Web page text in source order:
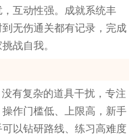
互动性强。成就系统丰
无伤通关都有记录，完成
战自我。
有复杂的道具干扰，专注
作门槛低、上限高，新手
以钻研路线、练习高难度